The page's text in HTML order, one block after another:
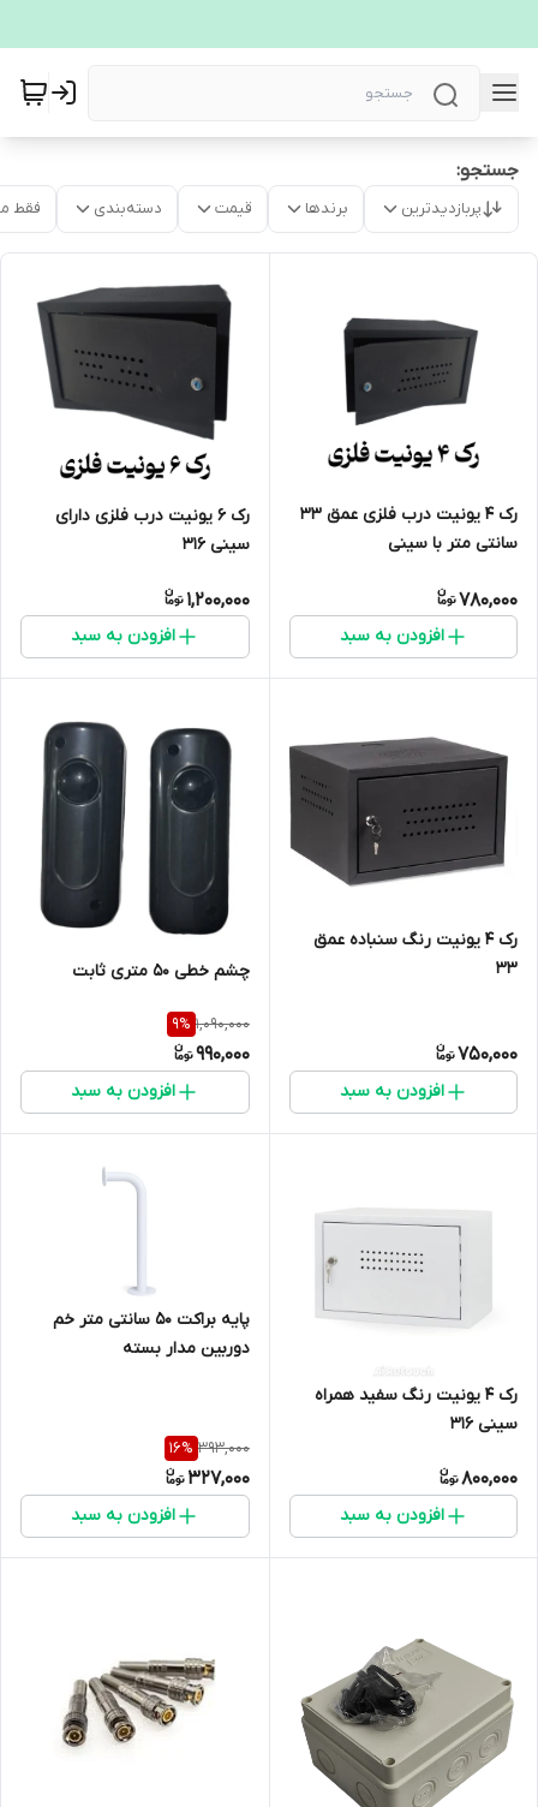
جستجو:
پربازدیدترین برندها قیمت دسته‌بندی فقط
رک 4 یونیت درب فلزی عمق 33
سانتی متر با سینی
780,000
افزودن به سبد
رک 6 یونیت درب فلزی دارای
سینی 316
1,200,000
افزودن به سبد
رک 4 یونیت رنگ سنباده عمق
33
750,000
افزودن به سبد
چشم خطی 50 متری ثابت
1,090,000
9%
990,000
افزودن به سبد
رک 4 یونیت رنگ سفید همراه
سینی 316
800,000
افزودن به سبد
پایه براکت 50 سانتی متر خم
دوربین مدار بسته
393,000
16%
327,000
افزودن به سبد